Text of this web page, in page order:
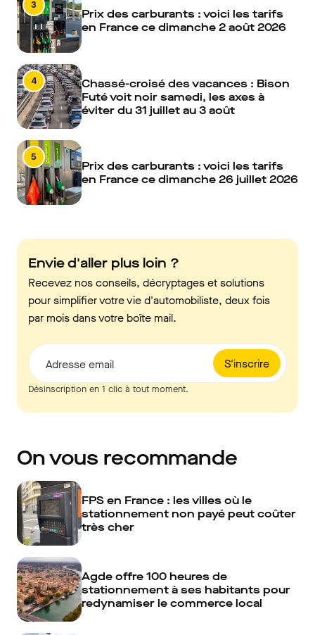
3
Prix des carburants : voici les tarifs
en France ce dimanche 2 août 2026
4
Chassé-croisé des vacances : Bison
Futé voit noir samedi, les axes à
éviter du 31 juillet au 3 août
5
Prix des carburants : voici les tarifs
en France ce dimanche 26 juillet 2026
Envie d'aller plus loin ?
Recevez nos conseils, décryptages et solutions
pour simplifier votre vie d'automobiliste, deux fois
par mois dans votre boîte mail.
S'inscrire
Adresse email
Désinscription en 1 clic à tout moment.
On vous recommande
FPS en France : les villes où le
stationnement non payé peut coûter
très cher
Agde offre 100 heures de
stationnement à ses habitants pour
redynamiser le commerce local